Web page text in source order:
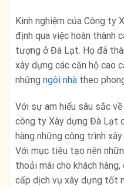
Kinh nghiệm của Công ty
định qua việc hoàn thành
tượng ở Đà Lạt. Họ đã
xây dựng các căn hộ cao
những ngôi nhà theo
Với sự am hiểu sâu sắc
công ty Xây dựng Đà Lạt
hàng những công trình
Với mục tiêu tạo nên
thoải mái cho khách
cấp dịch vụ xây dựng tốt